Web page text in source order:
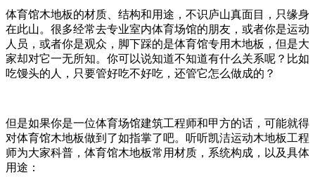
体育馆木地板的材质、结构和用途，不识庐山真面目，只缘身
在此山。很多经常去专业室内体育场馆的朋友，或者你是运动
人员，或者你是观众，脚下踩的是体育馆专用木地板，但是大
家却对它一无所知。你可以说知道不知道有什么关系呢？比如
吃馒头的人，只要管好吃不好吃，还管它怎么做成的？
但是如果你是一位体育场馆建筑工程师和甲方的话，可能就得
对体育馆木地板做到了如指掌了吧。听听凯洁运动木地板工程
师为大家科普，体育馆木地板常用材质，系统构成，以及具体
用途：